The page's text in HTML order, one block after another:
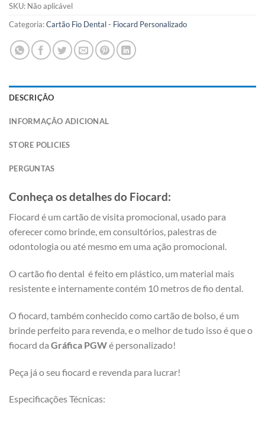
SKU: Não aplicável
Categoria:Cartão Fio Dental - Fiocard Personalizado
DESCRIÇÃO
INFORMAÇÃO ADICIONAL
STORE POLICIES
PERGUNTAS
Conheça os detalhes do Fiocard:
Fiocard é um cartão de visita promocional, usado para
oferecer como brinde, em consultórios, palestras de
odontologia ou até mesmo em uma ação promocional.
O cartão fio dental é feito em plástico, um material mais
resistente e internamente contém 10 metros de fio dental.
O fiocard, também conhecido como cartão de bolso, é um
brinde perfeito para revenda, e o melhor de tudo isso é que o
fiocard da Gráfica PGWé personalizado!
Peça já o seu fiocard e revenda para lucrar!
Especificações Técnicas: